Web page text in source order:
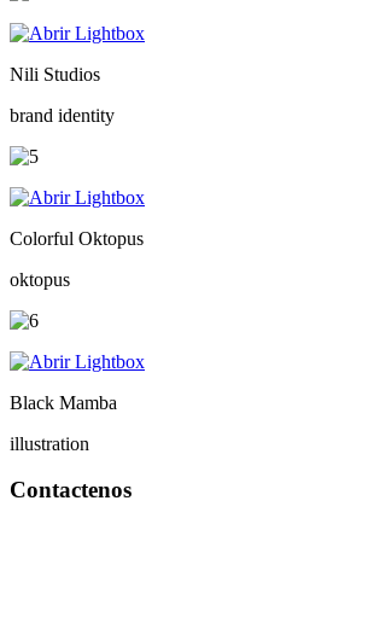
Nili Studios
brand identity
Colorful Oktopus
oktopus
Black Mamba
illustration
Contactenos